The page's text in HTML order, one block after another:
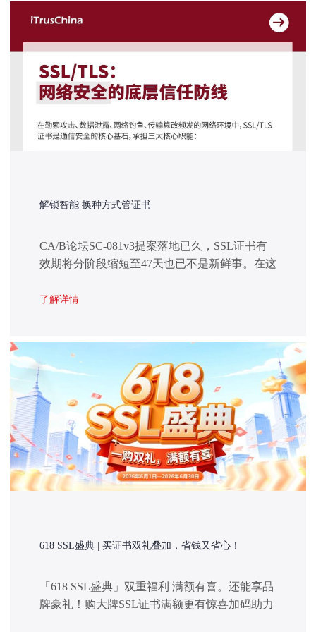
解锁智能 换种方式管证书
CA/B论坛SC-081v3提案落地已久，SSL证书有
效期将分阶段缩短至47天也已不是新鲜事。在这
攀升，传统人工台账式运维已无法适配新规要
了解详情
618 SSL盛典 | 买证书双礼叠加，省钱又省心！
「618 SSL盛典」双重福利 满额有喜。还能享品
牌豪礼！购大牌SSL证书满额更有惊喜加码助力